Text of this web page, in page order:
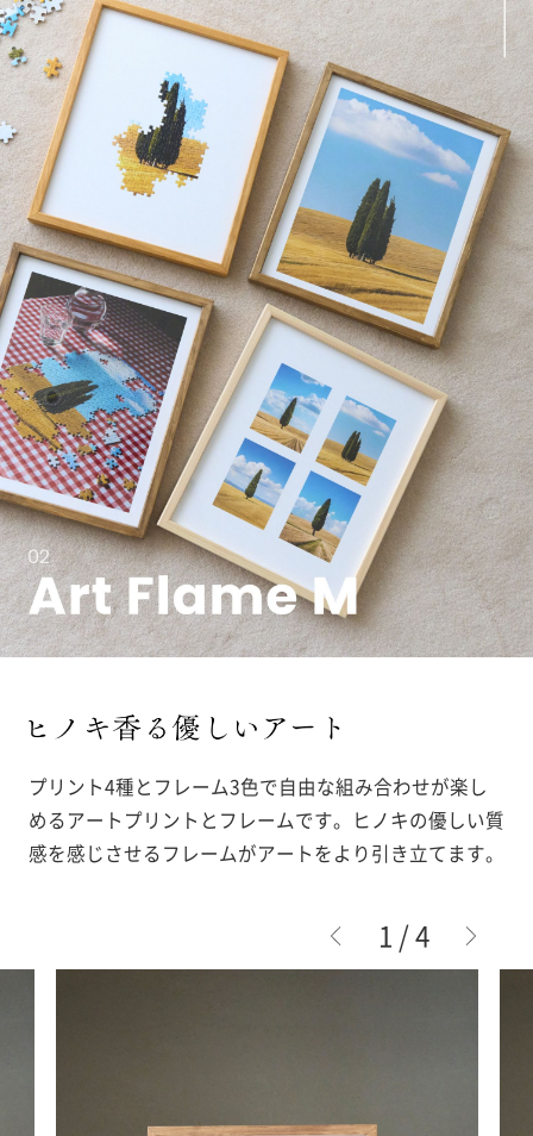
プリント4種とフレーム3色で自由な組み合わせが楽し
めるアートプリントとフレームです。ヒノキの優しい質
感を感じさせるフレームがアートをより引き立てます。
2 /4